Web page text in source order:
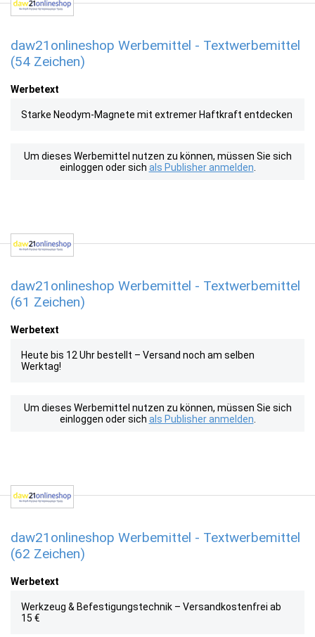
daw21onlineshop Werbemittel - Textwerbemittel
(54 Zeichen)
Werbetext
Starke Neodym-Magnete mit extremer Haftkraft entdecken
Um dieses Werbemittel nutzen zu können, müssen Sie sich
einloggen oder sich als Publisher anmelden
daw21onlineshop Werbemittel - Textwerbemittel
(61 Zeichen)
Werbetext
Heute bis 12 Uhr bestellt – Versand noch am selben
Werktag!
Um dieses Werbemittel nutzen zu können, müssen Sie sich
einloggen oder sich als Publisher anmelden
daw21onlineshop Werbemittel - Textwerbemittel
(62 Zeichen)
Werbetext
Werkzeug & Befestigungstechnik – Versandkostenfrei ab
15 €